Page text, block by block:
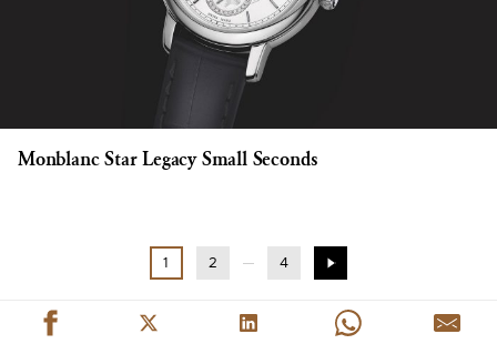
Monblanc Star Legacy Small Seconds
1 2 4